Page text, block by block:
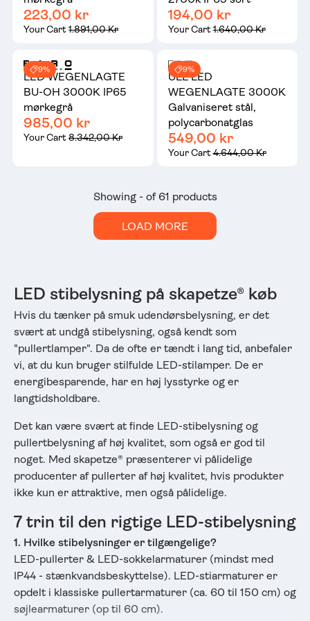
223,00 kr
Your Cart1.891,00 Kr
194,00 kr
Your Cart1.640,00 Kr
9%
LED WEGENLAGTE
BU-OH 3000K IP65
mørkegrå
985,00 kr
Your Cart8.342,00 Kr
9%
ULL LED
WEGENLAGTE 3000K
Galvaniseret stål,
polycarbonatglas
549,00 kr
Your Cart4.644,00 Kr
Showing - of 61 products
LOAD MORE
LED stibelysning på skapetze® køb
Hvis du tænker på smuk udendørsbelysning, er det
svært at undgå stibelysning, også kendt som
"pullertlamper". Da de ofte er tændt i lang tid, anbefaler
vi, at du kun bruger stilfulde LED-stilamper. De er
energibesparende, har en høj lysstyrke og er
langtidsholdbare.
Det kan være svært at finde LED-stibelysning og
pullertbelysning af høj kvalitet, som også er god til
noget. Med skapetze® præsenterer vi pålidelige
producenter af pullerter af høj kvalitet, hvis produkter
ikke kun er attraktive, men også pålidelige.
7 trin til den rigtige LED-stibelysning
1. Hvilke stibelysninger er tilgængelige?
LED-pullerter & LED-sokkelarmaturer (mindst med
IP44 - stænkvandsbeskyttelse). LED-stiarmaturer er
opdelt i klassiske pullertarmaturer (ca. 60 til 150 cm) og
søjlearmaturer (op til 60 cm).